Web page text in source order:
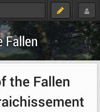
Fallen
the Fallen